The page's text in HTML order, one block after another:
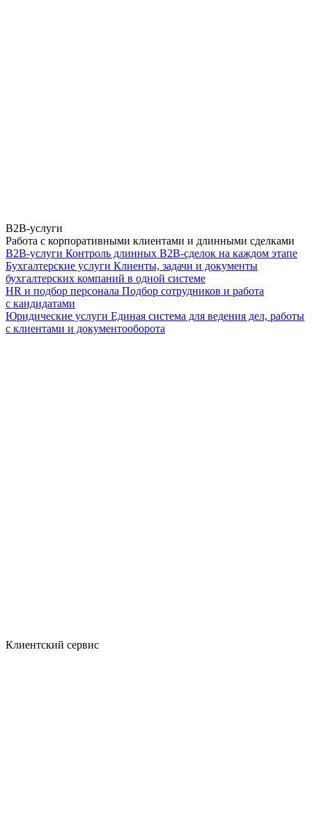
B2B-услуги
Работа с корпоративными клиентами и длинными сделками
B2B-услуги Контроль длинных B2B-сделок на каждом этапе
Бухгалтерские услуги Клиенты, задачи и документы
бухгалтерских компаний в одной системе
HR и подбор персонала Подбор сотрудников и работа
с кандидатами
Юридические услуги Единая система для ведения дел, работы
с клиентами и документооборота
Клиентский сервис